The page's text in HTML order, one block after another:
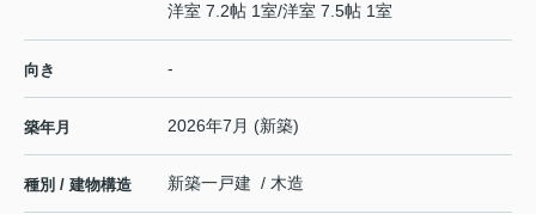
洋室 7.2帖 1室/洋室 7.5帖 1室
向き -
築年月 2026年7月 (新築)
種別 / 建物構造 新築一戸建 / 木造